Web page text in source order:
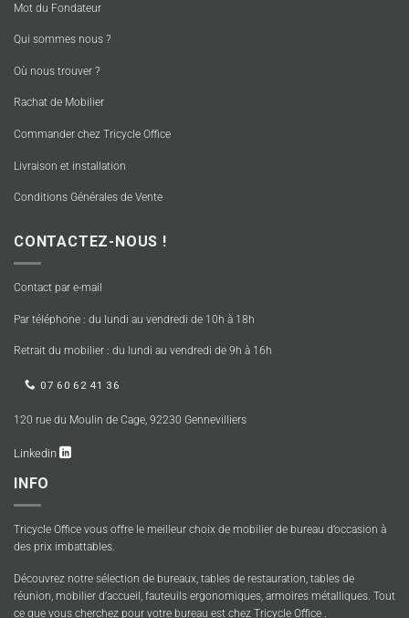
Mot du Fondateur
Qui sommes nous ?
Où nous trouver ?
Rachat de Mobilier
Commander chez Tricycle Office
Livraison et installation
Conditions Générales de Vente
CONTACTEZ-NOUS !
Contact par e-mail
Par téléphone : du lundi au vendredi de 10h à 18h
Retrait du mobilier : du lundi au vendredi de 9h à 16h
07 60 62 41 36
120 rue du Moulin de Cage, 92230 Gennevilliers
Linkedin
INFO
Tricycle Office vous offre le meilleur choix de mobilier de bureau d’occasion à
des prix imbattables.
Découvrez notre sélection de bureaux, tables de restauration, tables de
réunion, mobilier d’accueil, fauteuils ergonomiques, armoires métalliques. Tout
ce que vous cherchez pour votre bureau est chez Tricycle Office .